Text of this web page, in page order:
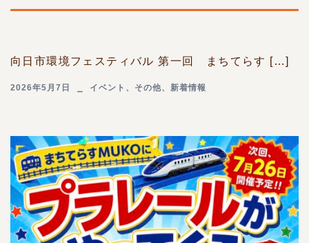
向日市環境フェスティバル 第一回 まちてらす […]
2026年5月7日 イベント 、 その他、 新着情報